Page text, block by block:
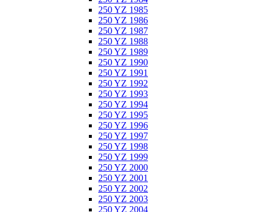
250 YZ 1985
250 YZ 1986
250 YZ 1987
250 YZ 1988
250 YZ 1989
250 YZ 1990
250 YZ 1991
250 YZ 1992
250 YZ 1993
250 YZ 1994
250 YZ 1995
250 YZ 1996
250 YZ 1997
250 YZ 1998
250 YZ 1999
250 YZ 2000
250 YZ 2001
250 YZ 2002
250 YZ 2003
250 YZ 2004